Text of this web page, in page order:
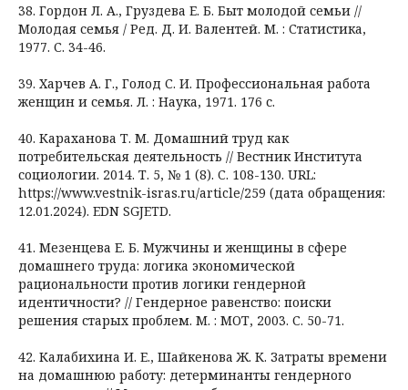
38. Гордон Л. А., Груздева Е. Б. Быт молодой семьи //
Молодая семья / Ред. Д. И. Валентей. М. : Статистика,
1977. С. 34-46.
39. Харчев А. Г., Голод С. И. Профессиональная работа
женщин и семья. Л. : Наука, 1971. 176 с.
40. Караханова Т. М. Домашний труд как
потребительская деятельность // Вестник Института
социологии. 2014. Т. 5, № 1 (8). C. 108-130. URL:
https://www.vestnik-isras.ru/article/259 (дата обращения:
12.01.2024). EDN SGJETD.
41. Мезенцева Е. Б. Мужчины и женщины в сфере
домашнего труда: логика экономической
рациональности против логики гендерной
идентичности? // Гендерное равенство: поиски
решения старых проблем. М. : МОТ, 2003. С. 50-71.
42. Калабихина И. Е., Шайкенова Ж. К. Затраты времени
на домашнюю работу: детерминанты гендерного